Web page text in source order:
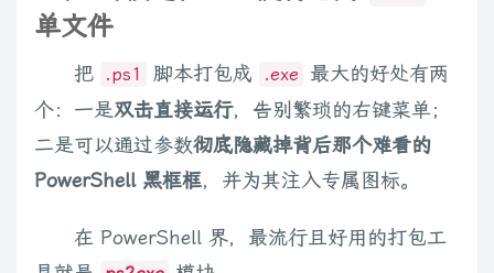
$txtListenPort = New-Object
$lblTargetAddr = New-Object
$txtTargetAddr = New-Object
$lblTargetPort = New-Object
$txtTargetPort = New-Object
$lblAllowIP = New-Object System.Windows.Forms.Label;
单文件
把 .ps1 脚本打包成 .exe
最大的好处有两
个：一是双击直接运行，告别繁琐的右键菜单；
二是可以通过参数彻底隐藏掉背后那个难看的
PowerShell 黑框框，并为其注入专属图标。
在 PowerShell 界，最流行且好用的打包工